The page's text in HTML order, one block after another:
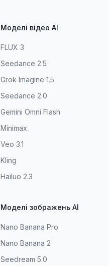
Моделі відео AI
FLUX 3
Seedance 2.5
Grok Imagine 1.5
Seedance 2.0
Gemini Omni Flash
Minimax
Veo 3.1
Kling
Hailuo 2.3
Моделі зображень AI
Nano Banana Pro
Nano Banana 2
Seedream 5.0